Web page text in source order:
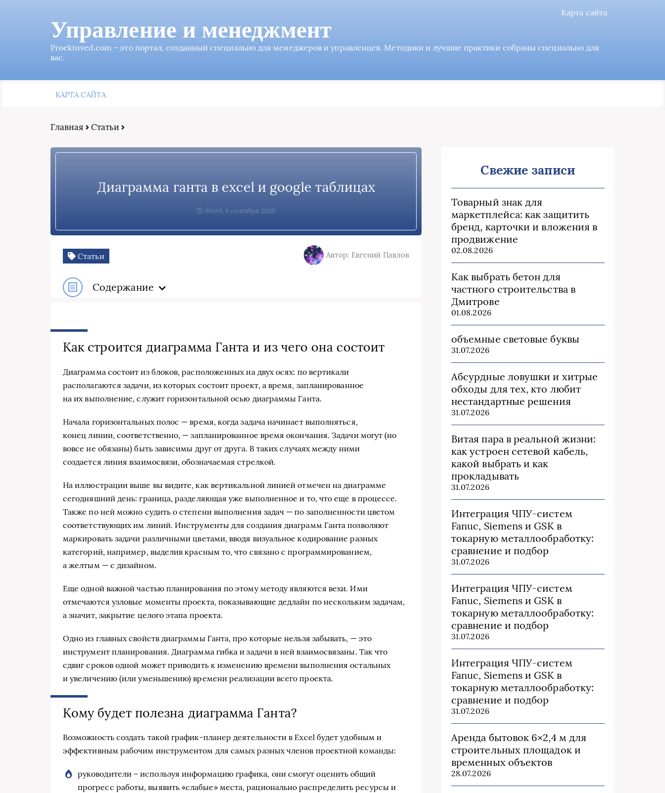
Карта сайта
Управление и менеджмент
Proektoved.com – это портал, созданный специально для менеджеров и управленцев. Методики и лучшие практики собраны специально для
вас.
КАРТА САЙТА
Главная Статьи
Диаграмма ганта в excel и google таблицах
00:00, 9 сентября 2020
Статьи Автор: Евгений Павлов
Содержание
Как строится диаграмма Ганта и из чего она состоит
Диаграмма состоит из блоков, расположенных на двух осях: по вертикали
располагаются задачи, из которых состоит проект, а время, запланированное
на их выполнение, служит горизонтальной осью диаграммы Ганта.
Начала горизонтальных полос — время, когда задача начинает выполняться,
конец линии, соответственно, — запланированное время окончания. Задачи могут (но
вовсе не обязаны) быть зависимы друг от друга. В таких случаях между ними
создается линия взаимосвязи, обозначаемая стрелкой.
На иллюстрации выше вы видите, как вертикальной линией отмечен на диаграмме
сегодняшний день: граница, разделяющая уже выполненное и то, что еще в процессе.
Также по ней можно судить о степени выполнения задач — по заполненности цветом
соответствующих им линий. Инструменты для создания диаграмм Ганта позволяют
маркировать задачи различными цветами, вводя визуальное кодирование разных
категорий, например, выделив красным то, что связано с программированием,
а желтым — с дизайном.
Еще одной важной частью планирования по этому методу являются вехи. Ими
отмечаются узловые моменты проекта, показывающие дедлайн по нескольким задачам,
а значит, закрытие целого этапа проекта.
Одно из главных свойств диаграммы Ганта, про которые нельзя забывать, — это
инструмент планирования. Диаграмма гибка и задачи в ней взаимосвязаны. Так что
сдвиг сроков одной может приводить к изменению времени выполнения остальных
и увеличению (или уменьшению) времени реализации всего проекта.
Кому будет полезна диаграмма Ганта?
Возможность создать такой график-планер деятельности в Excel будет удобным и
эффективным рабочим инструментом для самых разных членов проектной команды:
руководители – используя информацию графика, они смогут оценить общий
прогресс работы, выявить «слабые» места, рационально распределить ресурсы и
Свежие записи
Товарный знак для
маркетплейса: как защитить
бренд, карточки и вложения в
продвижение
02.08.2026
Как выбрать бетон для
частного строительства в
Дмитрове
01.08.2026
объемные световые буквы
31.07.2026
Абсурдные ловушки и хитрые
обходы для тех, кто любит
нестандартные решения
31.07.2026
Витая пара в реальной жизни:
как устроен сетевой кабель,
какой выбрать и как
прокладывать
31.07.2026
Интеграция ЧПУ-систем
Fanuc, Siemens и GSK в
токарную металлообработку:
сравнение и подбор
31.07.2026
Интеграция ЧПУ-систем
Fanuc, Siemens и GSK в
токарную металлообработку:
сравнение и подбор
31.07.2026
Интеграция ЧПУ-систем
Fanuc, Siemens и GSK в
токарную металлообработку:
сравнение и подбор
31.07.2026
Аренда бытовок 6×2,4 м для
строительных площадок и
временных объектов
28.07.2026